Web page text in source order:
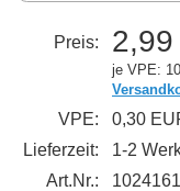
Preis: 2,99
je VPE:
VPE:
0,30
Lieferzeit:
1-2
Art.Nr.: